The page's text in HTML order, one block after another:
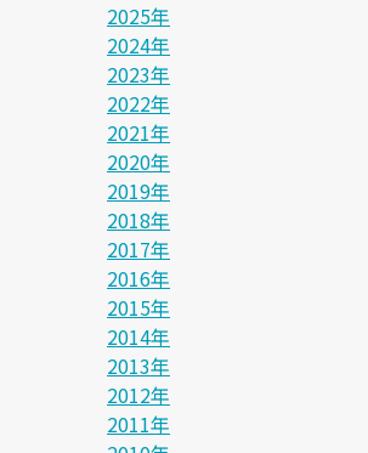
2025年
2024年
2023年
2022年
2021年
2020年
2019年
2018年
2017年
2016年
2015年
2014年
2013年
2012年
2011年